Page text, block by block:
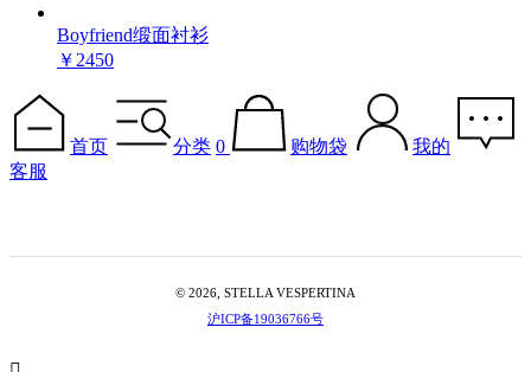
Boyfriend缎面衬衫
￥2450
首页 分类 0 购物袋
我的
客服
© 2026, STELLA VESPERTINA
沪ICP备19036766号